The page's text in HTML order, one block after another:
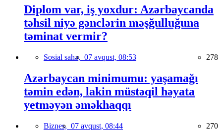
Diplom var, iş yoxdur: Azərbaycanda
təhsil niyə gənclərin məşğulluğuna
təminat vermir?
Sosial sahə, 07 avqust, 08:53 278
Azərbaycan minimumu: yaşamağı
təmin edən, lakin müstəqil həyata
yetməyən əməkhaqqı
Biznes, 07 avqust, 08:44 270